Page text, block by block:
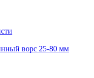
ворс 25-80 мм